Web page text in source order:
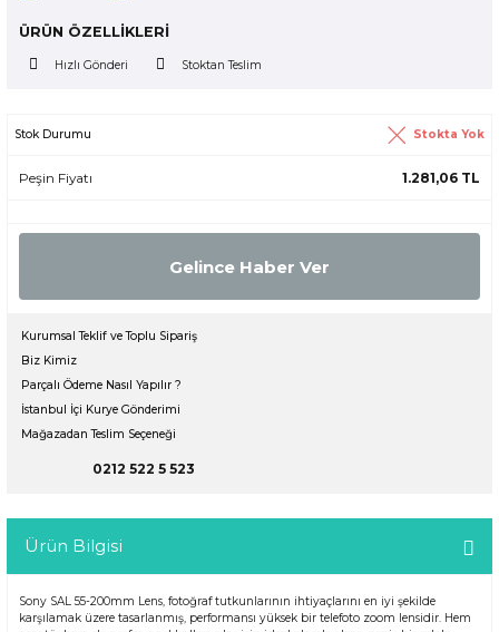
ÜRÜN ÖZELLİKLERİ
Hızlı Gönderi Stoktan Teslim
Stok Durumu Stokta Yok
Peşin Fiyatı 1.281,06 TL
Gelince Haber Ver
Kurumsal Teklif ve Toplu Sipariş
Biz Kimiz
Parçalı Ödeme Nasıl Yapılır ?
İstanbul İçi Kurye Gönderimi
Mağazadan Teslim Seçeneği
0212 522 5 523
Ürün Bilgisi
Sony SAL 55-200mm Lens, fotoğraf tutkunlarının ihtiyaçlarını en iyi şekilde
karşılamak üzere tasarlanmış, performansı yüksek bir telefoto zoom lensidir. Hem